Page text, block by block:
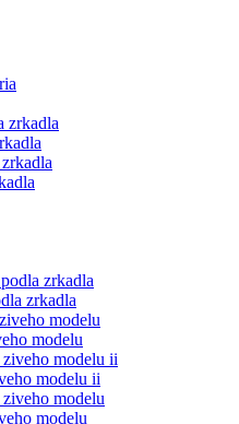
zrkadla
modelu
modelu ii
modelu